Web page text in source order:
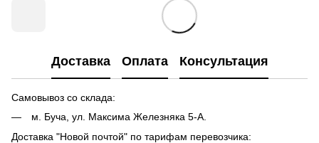
Доставка Оплата Консультация
Самовывоз со склада:
м. Буча, ул. Максима Железняка 5-А.
Доставка "Новой почтой" по тарифам перевозчика: